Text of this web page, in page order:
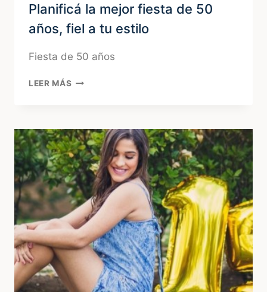
Planificá la mejor fiesta de 50
años, fiel a tu estilo
Fiesta de 50 años
LEER MÁS PLANIFICÁ
DE
50
AÑOS,
FIEL
A
TU
ESTILO